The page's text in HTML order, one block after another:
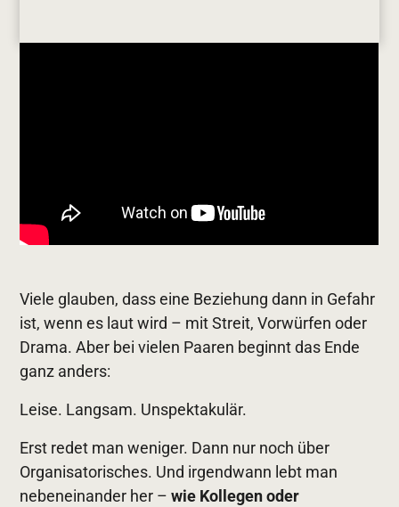
Viele glauben, dass eine Beziehung dann in Gefahr
ist, wenn es laut wird – mit Streit, Vorwürfen oder
Drama. Aber bei vielen Paaren beginnt das Ende
ganz anders:
Leise. Langsam. Unspektakulär.
Erst redet man weniger. Dann nur noch über
Organisatorisches. Und irgendwann lebt man
nebeneinander her –wie Kollegen oder